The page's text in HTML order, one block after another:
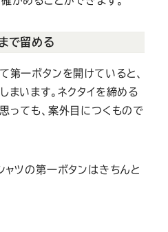
で留める
第一ボタンを開けていると、
まいます。ネクタイを締める
っても、案外目につくもので
ャツの第一ボタンはきちんと